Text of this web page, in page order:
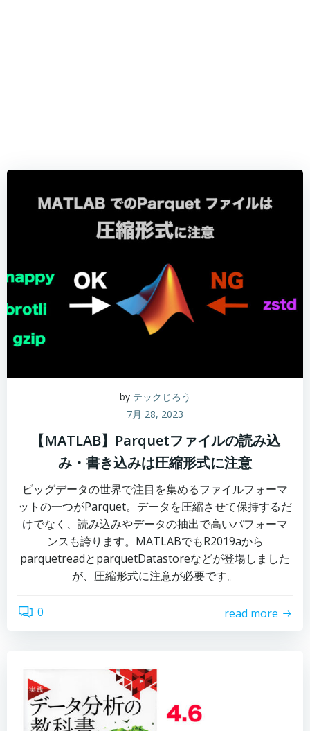
by テックじろう
7月 28, 2023
【MATLAB】Parquetファイルの読み込
み・書き込みは圧縮形式に注意
ビッグデータの世界で注目を集めるファイルフォーマ
ットの一つがParquet。データを圧縮させて保持するだ
けでなく、読み込みやデータの抽出で高いパフォーマ
ンスも誇ります。MATLABでもR2019aから
parquetreadとparquetDatastoreなどが登場しました
が、圧縮形式に注意が必要です。
0 read more